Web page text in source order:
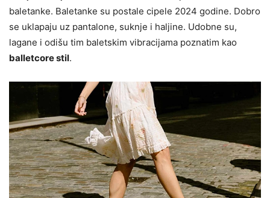
baletanke. Baletanke su postale cipele 2024 godine. Dobro
se uklapaju uz pantalone, suknje i haljine. Udobne su,
lagane i odišu tim baletskim vibracijama poznatim kao
balletcore stil.